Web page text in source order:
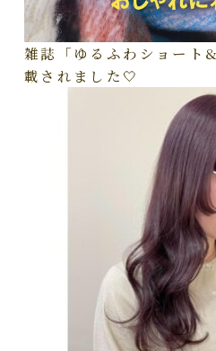
雑誌「ゆるふわショー
載されました🤍